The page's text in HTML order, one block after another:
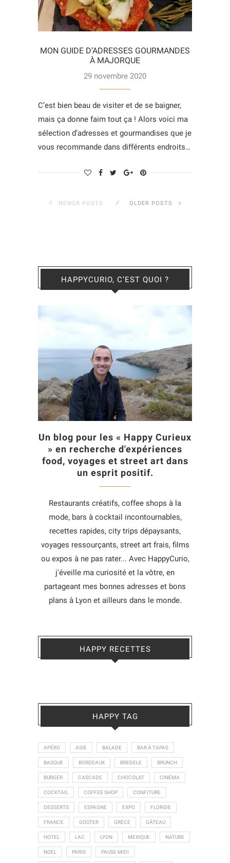
MON GUIDE D’ADRESSES GOURMANDES
À MAJORQUE
29 novembre 2020
C’est bien beau de visiter et de se baigner,
mais ça donne faim tout ça ! Alors voici ma
sélection d’adresses et gourmandises que je
vous recommande dans différents endroits…
NEWER POSTS OLDER POSTS
HAPPYCURIO, C’EST QUOI ?
Un blog pour les « Happy Curieux
» en recherche d'expériences
food, voyages et street art dans
un esprit positif.
Restaurants créatifs, coffee shops à la
mode, bars à cocktail incontournables,
recettes rapides, city trips dépaysants,
voyages ressourçants, street art frais, films
ou expos à ne pas rater... Avec HappyCurio,
j'éveille ma curiosité et la vôtre, en
partageant mes bonnes adresses et bons
plans à Lyon et ailleurs dans le monde.
HAPPY RECETTES
HAPPY TAG
APÉRO ASIE BALADE BAR À TAPAS
BASQUE BORDEAUX BREDELE BRUNCH
BURGER CASCADE CHOCOLAT CINÉMA
COCKTAIL COFFEE SHOP CONFITURE
DESSERTS ESPAGNE EXPO FLORIDE
FRANCE GOÛTER GRÈCE GÂTEAU
HOTEL LAC LYON MEXIQUE NATURE
NOEL PARIS PAUSE MIDI